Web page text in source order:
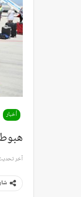
أخبار
آخر